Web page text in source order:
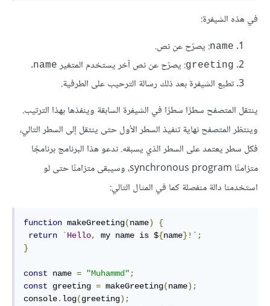
في هذه الشيفرة:
name: يصرّح عن نص.
greeting: يصرّح عن نص آخر يستخدم المتغير name
.
تطبع الشيفرة بعد ذلك رسالة الترحيب على الطرفية.
ينتقل المتصفح سطرًا سطرًا في الشيفرة السابقة وينفذها بهذا الترتيب.
وينتظر المتصفح نهاية تنفيذ السطر اﻷول حتى ينتقل إلى السطر التالي،
فكل سطر يعتمد على السطر الذي يسبقه. ندعو هذا البرنامج برنامجًا
متزامنًا synchronous program، وسيبقى متزامنًا حتى لو
استخدمنا دالة منفصلة كما في المثال التالي:
function makeGreeting(name)
{
return
`Hello, my name is ${name}!`;
}
const name = "Muhammd" ;
const greeting = makeGreeting(name);
console. log(greeting);